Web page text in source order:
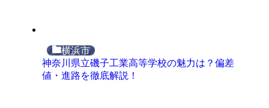
横浜市
神奈川県立磯子工業高等学校の魅力は？偏差
値・進路を徹底解説！